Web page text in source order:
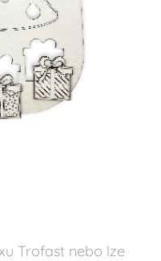
Trofast nebo lze